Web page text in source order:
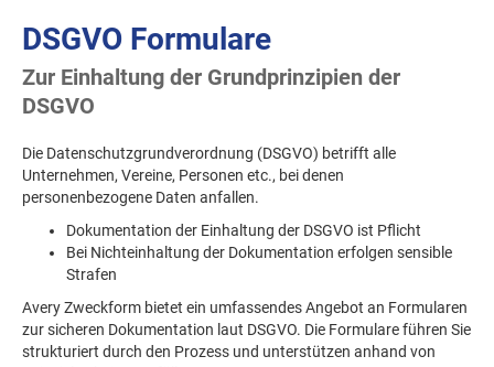
DSGVO Formulare
Zur Einhaltung der Grundprinzipien der
DSGVO
Die Datenschutzgrundverordnung (DSGVO) betrifft alle
Unternehmen, Vereine, Personen etc., bei denen
personenbezogene Daten anfallen.
Dokumentation der Einhaltung der DSGVO ist Pflicht
Bei Nichteinhaltung der Dokumentation erfolgen sensible
Strafen
Avery Zweckform bietet ein umfassendes Angebot an Formularen
zur sicheren Dokumentation laut DSGVO. Die Formulare führen Sie
strukturiert durch den Prozess und unterstützen anhand von